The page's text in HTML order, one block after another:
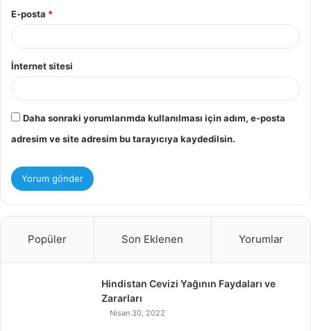
E-posta *
İnternet sitesi
Daha sonraki yorumlarımda kullanılması için adım, e-posta
adresim ve site adresim bu tarayıcıya kaydedilsin.
Popüler Son Eklenen Yorumlar
Hindistan Cevizi Yağının Faydaları ve
Zararları
Nisan 30, 2022